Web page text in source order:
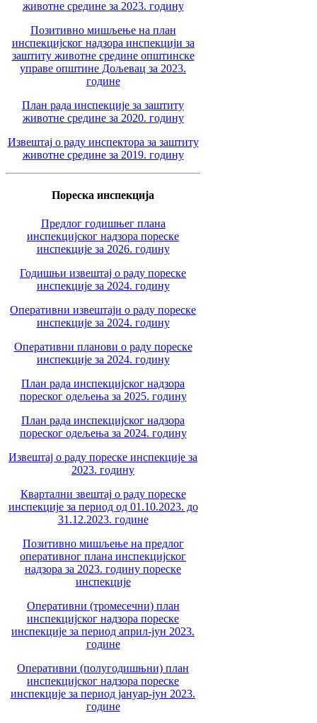
животне средине за 2023. годину
Позитивно мишљење на план
инспекцијског надзора инспекцији за
заштиту животне средине општинске
управе општине Дољевац за 2023.
године
План рада инспекције за заштиту
животне средине за 2020. годину
Извештај о раду инспектора за заштиту
животне средине за 2019. годину
Пореска инспекција
Предлог годишњег плана
инспекцијског надзора пореске
инспекције за 2026. годину
Годишњи извештај о раду пореске
инспекције за 2024. годину
Оперативни извештаји о раду пореске
инспекције за 2024. годину
Оперативни планови о раду пореске
инспекције за 2024. годину
План рада инспекцијског надзора
пореског одељења за 2025. годину
План рада инспекцијског надзора
пореског одељења за 2024. годину
Извештај о раду пореске инспекције за
2023. годину
Квартални звештај о раду пореске
инспекције за период од 01.10.2023. до
31.12.2023. године
Позитивно мишљење на предлог
оперативног плана инспекцијског
надзора за 2023. годину пореске
инспекције
Оперативни (тромесечни) план
инспекцијског надзора пореске
инспекције за период април-јун 2023.
године
Оперативни (полугодишњни) план
инспекцијског надзора пореске
инспекције за период јануар-јун 2023.
године